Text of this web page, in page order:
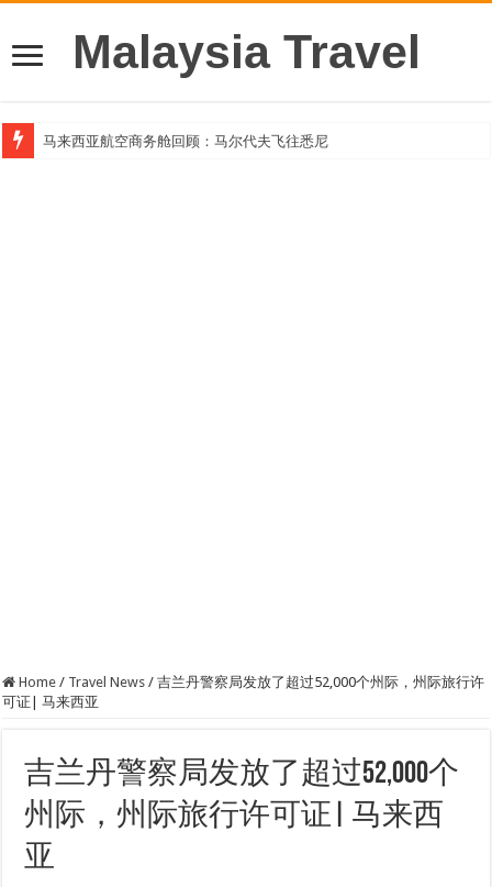
Malaysia Travel
马来西亚航空商务舱回顾：马尔代夫飞往悉尼
Home / Travel News / 吉兰丹警察局发放了超过52,000个州际，州际旅行许
可证| 马来西亚
吉兰丹警察局发放了超过52,000个
州际，州际旅行许可证| 马来西
亚